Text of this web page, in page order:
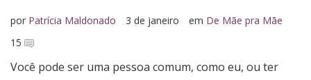
por Patrícia Maldonado 3 de janeiro em De Mãe pra Mãe
15
Você pode ser uma pessoa comum, como eu, ou ter